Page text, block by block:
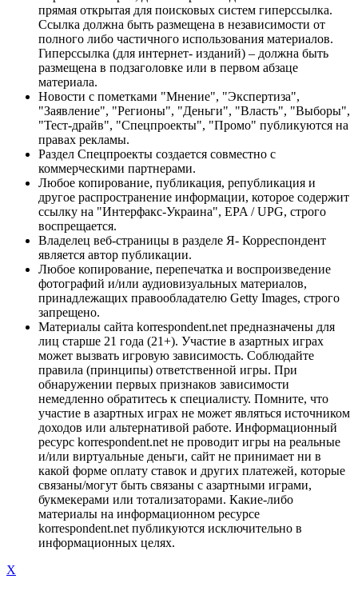
прямая открытая для поисковых систем гиперссылка.
Ссылка должна быть размещена в независимости от
полного либо частичного использования материалов.
Гиперссылка (для интернет- изданий) – должна быть
размещена в подзаголовке или в первом абзаце
материала.
Новости с пометками "Мнение", "Экспертиза",
"Заявление", "Регионы", "Деньги", "Власть", "Выборы",
"Тест-драйв", "Спецпроекты", "Промо" публикуются на
правах рекламы.
Раздел Спецпроекты создается совместно с
коммерческими партнерами.
Любое копирование, публикация, републикация и
другое распространение информации, которое содержит
ссылку на "Интерфакс-Украина", EPA / UPG, строго
воспрещается.
Владелец веб-страницы в разделе Я- Корреспондент
является автор публикации.
Любое копирование, перепечатка и воспроизведение
фотографий и/или аудиовизуальных материалов,
принадлежащих правообладателю Getty Images, строго
запрещено.
Материалы сайта korrespondent.net предназначены для
лиц старше 21 года (21+). Участие в азартных играх
может вызвать игровую зависимость. Соблюдайте
правила (принципы) ответственной игры. При
обнаружении первых признаков зависимости
немедленно обратитесь к специалисту. Помните, что
участие в азартных играх не может являться источником
доходов или альтернативой работе. Информационный
ресурс korrespondent.net не проводит игры на реальные
и/или виртуальные деньги, сайт не принимает ни в
какой форме оплату ставок и других платежей, которые
связаны/могут быть связаны с азартными играми,
букмекерами или тотализаторами. Какие-либо
материалы на информационном ресурсе
korrespondent.net публикуются исключительно в
информационных целях.
X